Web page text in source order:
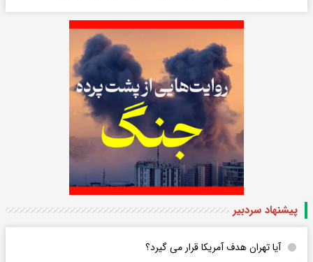
پیشنهاد سردبیر
آیا تهران هدف آمریکا قرار می گیرد؟